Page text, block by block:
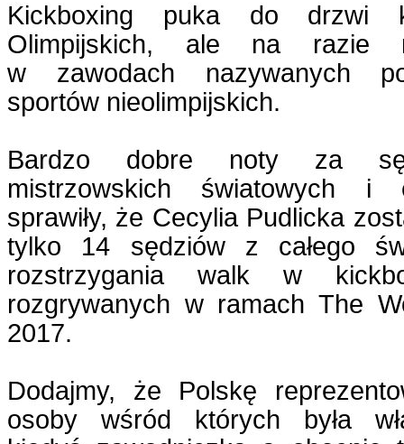
Kickboxing puka do drzwi
Olimpijskich, ale na razie
w zawodach nazywanych
sportów nieolimpijskich.
Bardzo dobre noty za
mistrzowskich światowych i
sprawiły, że Cecylia Pudlicka
tylko 14 sędziów z całego
rozstrzygania walk w
rozgrywanych w ramach The
2017.
Dodajmy, że Polskę
osoby wśród których była